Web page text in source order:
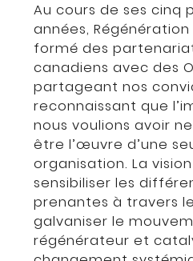
Au cours de ses cinq
années,
formé des
canadiens avec des
partageant nos
reconnaissant que
nous voulions avoir
être l’œuvre d’une
organisation. La
sensibiliser les
prenantes à travers
galvaniser le
régénérateur et